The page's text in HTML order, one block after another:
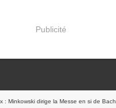
Publicité
: Minkowski dirige la Messe en si de Bach